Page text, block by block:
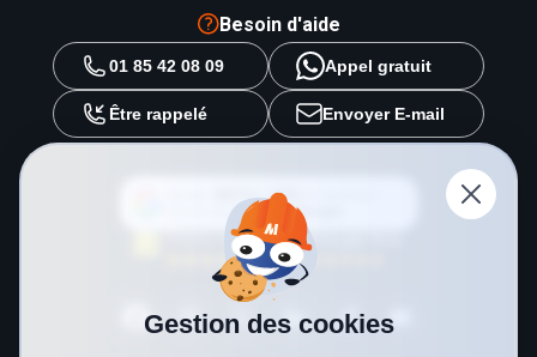
Besoin d'aide
01 85 42 08 09 Appel gratuit
Être rappelé Envoyer E-mail
METAL 2000
source préférée surGoogle
Gestion des cookies